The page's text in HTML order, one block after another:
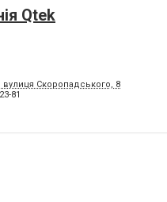
Qtek
вулиця Скоропадського, 8
81